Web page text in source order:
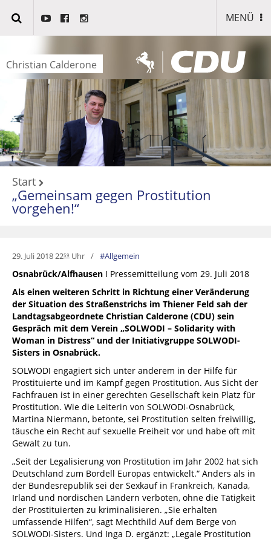
MENÜ
Christian Calderone
Start
„Gemeinsam gegen Prostitution
vorgehen!“
29. Juli 2018 2259 Uhr Allgemein
Osnabrück/Alfhausen I Pressemitteilung vom 29. Juli 2018
Als einen weiteren Schritt in Richtung einer Veränderung
der Situation des Straßenstrichs im Thiener Feld sah der
Landtagsabgeordnete Christian Calderone (CDU) sein
Gespräch mit dem Verein „SOLWODI – Solidarity with
Woman in Distress“ und der Initiativgruppe SOLWODI-
Sisters in Osnabrück.
SOLWODI engagiert sich unter anderem in der Hilfe für
Prostituierte und im Kampf gegen Prostitution. Aus Sicht der
Fachfrauen ist in einer gerechten Gesellschaft kein Platz für
Prostitution. Wie die Leiterin von SOLWODI-Osnabrück,
Martina Niermann, betonte, sei Prostitution selten freiwillig,
täusche ein Recht auf sexuelle Freiheit vor und habe oft mit
Gewalt zu tun.
„Seit der Legalisierung von Prostitution im Jahr 2002 hat sich
Deutschland zum Bordell Europas entwickelt.“ Anders als in
der Bundesrepublik sei der Sexkauf in Frankreich, Kanada,
Irland und nordischen Ländern verboten, ohne die Tätigkeit
der Prostituierten zu kriminalisieren. „Sie erhalten
umfassende Hilfen“, sagt Mechthild Auf dem Berge von
SOLWODI-Sisters. Und Inga D. ergänzt: „Legale Prostitution